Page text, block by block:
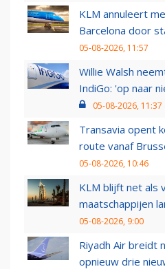
KLM annuleert
Barcelona door
05-08-2026, 11:57
Willie Walsh
IndiGo: 'op naar
05-08-2026, 11:37
Transavia opent
route vanaf
05-08-2026, 10:46
KLM blijft net als
maatschappijen
05-08-2026, 9:00
Riyadh Air breidt
opnieuw drie